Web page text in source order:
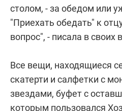
столом, - за обедом или
"Приехать обедать" к
вопрос", - писала в
Все вещи, находящиеся
скатерти и салфетки с
звездами, буфет с
которым пользовался